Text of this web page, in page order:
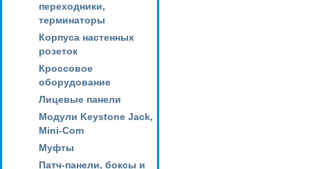
переходники,
терминаторы
Корпуса настенных
розеток
Кроссовое
оборудование
Лицевые панели
Модули Keystone Jack,
Mini-Com
Муфты
Патч-панели, боксы и